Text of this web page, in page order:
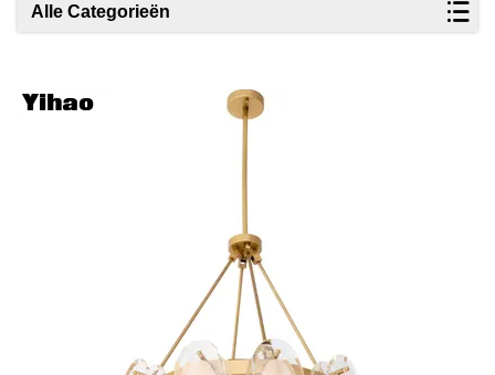
Alle Categorieën